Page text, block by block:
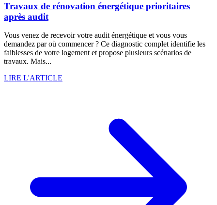
Travaux de rénovation énergétique prioritaires
après audit
Vous venez de recevoir votre audit énergétique et vous vous
demandez par où commencer ? Ce diagnostic complet identifie les
faiblesses de votre logement et propose plusieurs scénarios de
travaux. Mais...
LIRE L'ARTICLE